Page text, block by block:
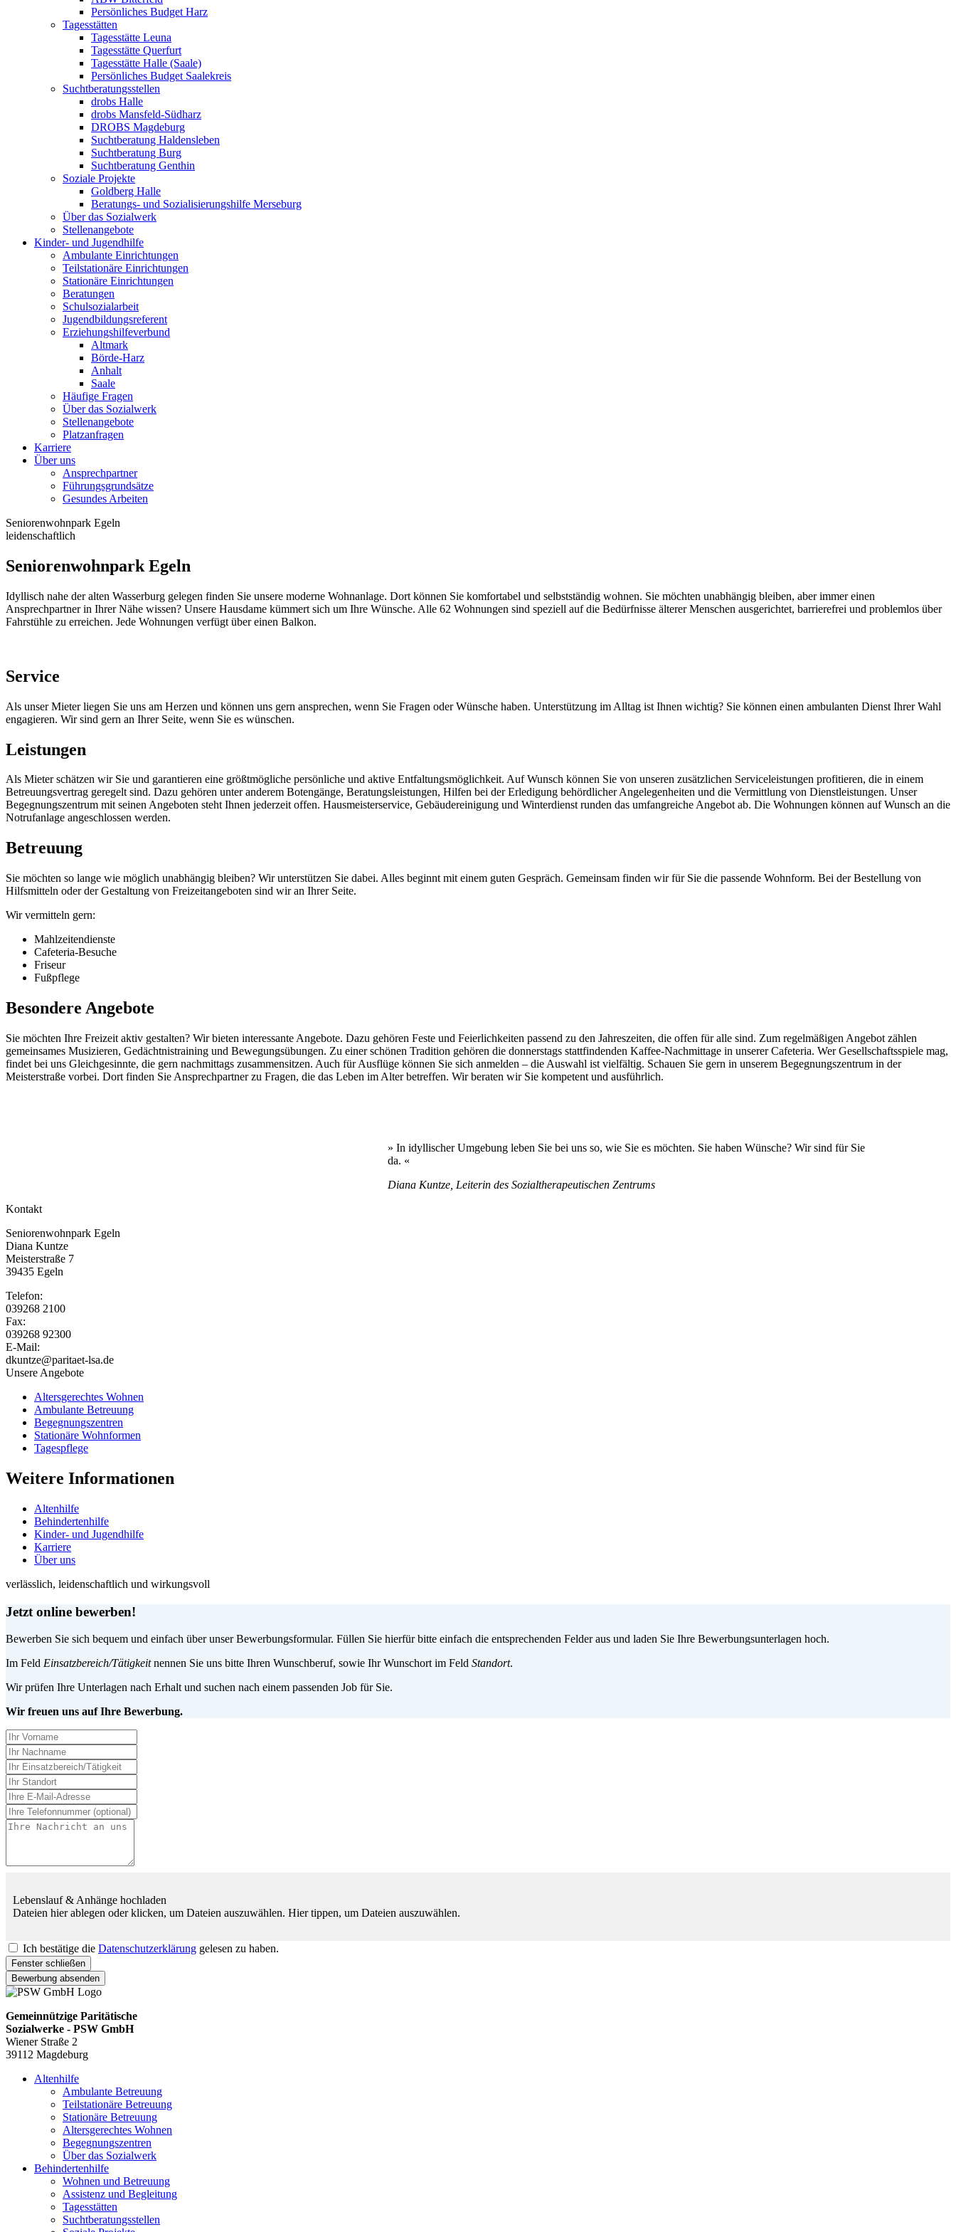
Persönliches Budget Harz
Tagesstätten
Tagesstätte Leuna
Tagesstätte Querfurt
Tagesstätte Halle (Saale)
Persönliches Budget Saalekreis
Suchtberatungsstellen
drobs Halle
drobs Mansfeld-Südharz
DROBS Magdeburg
Suchtberatung Haldensleben
Suchtberatung Burg
Suchtberatung Genthin
Soziale Projekte
Goldberg Halle
Beratungs- und Sozialisierungshilfe Merseburg
Über das Sozialwerk
Stellenangebote
Kinder- und Jugendhilfe
Ambulante Einrichtungen
Teilstationäre Einrichtungen
Stationäre Einrichtungen
Beratungen
Schulsozialarbeit
Jugendbildungsreferent
Erziehungshilfeverbund
Altmark
Börde-Harz
Anhalt
Saale
Häufige Fragen
Über das Sozialwerk
Stellenangebote
Platzanfragen
Karriere
Über uns
Ansprechpartner
Führungsgrundsätze
Gesundes Arbeiten
Seniorenwohnpark Egeln
leidenschaftlich
Seniorenwohnpark Egeln
Idyllisch nahe der alten Wasserburg gelegen finden Sie unsere moderne Wohnanlage. Dort können Sie komfortabel und selbstständig wohnen. Sie möchten unabhängig bleiben, aber immer einen
Ansprechpartner in Ihrer Nähe wissen? Unsere Hausdame kümmert sich um Ihre Wünsche. Alle 62 Wohnungen sind speziell auf die Bedürfnisse älterer Menschen ausgerichtet, barrierefrei und problemlos über
Fahrstühle zu erreichen. Jede Wohnungen verfügt über einen Balkon.
Service
Als unser Mieter liegen Sie uns am Herzen und können uns gern ansprechen, wenn Sie Fragen oder Wünsche haben. Unterstützung im Alltag ist Ihnen wichtig? Sie können einen ambulanten Dienst Ihrer Wahl
engagieren. Wir sind gern an Ihrer Seite, wenn Sie es wünschen.
Leistungen
Als Mieter schätzen wir Sie und garantieren eine größtmögliche persönliche und aktive Entfaltungsmöglichkeit. Auf Wunsch können Sie von unseren zusätzlichen Serviceleistungen profitieren, die in einem
Betreuungsvertrag geregelt sind. Dazu gehören unter anderem Botengänge, Beratungsleistungen, Hilfen bei der Erledigung behördlicher Angelegenheiten und die Vermittlung von Dienstleistungen. Unser
Begegnungszentrum mit seinen Angeboten steht Ihnen jederzeit offen. Hausmeisterservice, Gebäudereinigung und Winterdienst runden das umfangreiche Angebot ab. Die Wohnungen können auf Wunsch an die
Notrufanlage angeschlossen werden.
Betreuung
Sie möchten so lange wie möglich unabhängig bleiben? Wir unterstützen Sie dabei. Alles beginnt mit einem guten Gespräch. Gemeinsam finden wir für Sie die passende Wohnform. Bei der Bestellung von
Hilfsmitteln oder der Gestaltung von Freizeitangeboten sind wir an Ihrer Seite.
Wir vermitteln gern:
Mahlzeitendienste
Cafeteria-Besuche
Friseur
Fußpflege
Besondere Angebote
Sie möchten Ihre Freizeit aktiv gestalten? Wir bieten interessante Angebote. Dazu gehören Feste und Feierlichkeiten passend zu den Jahreszeiten, die offen für alle sind. Zum regelmäßigen Angebot zählen
gemeinsames Musizieren, Gedächtnistraining und Bewegungsübungen. Zu einer schönen Tradition gehören die donnerstags stattfindenden Kaffee-Nachmittage in unserer Cafeteria. Wer Gesellschaftsspiele mag,
findet bei uns Gleichgesinnte, die gern nachmittags zusammensitzen. Auch für Ausflüge können Sie sich anmelden – die Auswahl ist vielfältig. Schauen Sie gern in unserem Begegnungszentrum in der
Meisterstraße vorbei. Dort finden Sie Ansprechpartner zu Fragen, die das Leben im Alter betreffen. Wir beraten wir Sie kompetent und ausführlich.
» In idyllischer Umgebung leben Sie bei uns so, wie Sie es möchten. Sie haben Wünsche? Wir sind für Sie
da. «
Diana Kuntze, Leiterin des Sozialtherapeutischen Zentrums
Kontakt
Seniorenwohnpark Egeln
Diana Kuntze
Meisterstraße 7
39435 Egeln
Telefon:
039268 2100
Fax:
039268 92300
E-Mail:
dkuntze@paritaet-lsa.de
Unsere Angebote
Altersgerechtes Wohnen
Ambulante Betreuung
Begegnungszentren
Stationäre Wohnformen
Tagespflege
Weitere Informationen
Altenhilfe
Behindertenhilfe
Kinder- und Jugendhilfe
Karriere
Über uns
verlässlich, leidenschaftlich und wirkungsvoll
Jetzt online bewerben!
Bewerben Sie sich bequem und einfach über unser Bewerbungsformular. Füllen Sie hierfür bitte einfach die entsprechenden Felder aus und laden Sie Ihre Bewerbungsunterlagen hoch.
Im Feld Einsatzbereich/Tätigkeitnennen Sie uns bitte Ihren Wunschberuf, sowie Ihr Wunschort im Feld Standort.
Wir prüfen Ihre Unterlagen nach Erhalt und suchen nach einem passenden Job für Sie.
Wir freuen uns auf Ihre Bewerbung.
Lebenslauf & Anhänge hochladen
Dateien hier ablegen oder klicken, um Dateien auszuwählen. Hier tippen, um Dateien auszuwählen.
Ich bestätige die Datenschutzerklärung gelesen zu haben.
Fenster schließen
Bewerbung absenden
Gemeinnützige Paritätische
Sozialwerke - PSW GmbH
Wiener Straße 2
39112 Magdeburg
Altenhilfe
Ambulante Betreuung
Teilstationäre Betreuung
Stationäre Betreuung
Altersgerechtes Wohnen
Begegnungszentren
Über das Sozialwerk
Behindertenhilfe
Wohnen und Betreuung
Assistenz und Begleitung
Tagesstätten
Suchtberatungsstellen